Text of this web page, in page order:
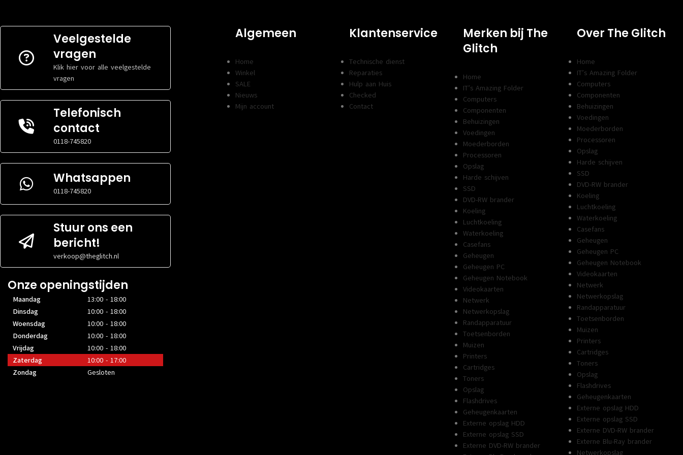
Veelgestelde
vragen
Klik hier voor alle veelgestelde
vragen
Telefonisch
contact
0118-745820
Whatsappen
0118-745820
Stuur ons een
bericht!
verkoop@theglitch.nl
Onze openingstijden
Maandag
13:00 - 18:00
Dinsdag
10:00 - 18:00
Woensdag
10:00 - 18:00
Donderdag
10:00 - 18:00
Vrijdag
10:00 - 18:00
Zaterdag
10:00 - 17:00
Zondag
Gesloten
Algemeen
Home
Winkel
SALE
Nieuws
Mijn account
Klantenservice
Technische dienst
Reparaties
Hulp aan Huis
Checked
Contact
Merken bij The
Glitch
Home
IT’s Amazing Folder
Computers
Componenten
Behuizingen
Voedingen
Moederborden
Processoren
Opslag
Harde schijven
SSD
DVD-RW brander
Koeling
Luchtkoeling
Waterkoeling
Casefans
Geheugen
Geheugen PC
Geheugen Notebook
Videokaarten
Netwerk
Netwerkopslag
Randapparatuur
Toetsenborden
Muizen
Printers
Cartridges
Toners
Opslag
Flashdrives
Geheugenkaarten
Externe opslag HDD
Externe opslag SSD
Externe DVD-RW brander
Over The Glitch
Home
IT’s Amazing Folder
Computers
Componenten
Behuizingen
Voedingen
Moederborden
Processoren
Opslag
Harde schijven
SSD
DVD-RW brander
Koeling
Luchtkoeling
Waterkoeling
Casefans
Geheugen
Geheugen PC
Geheugen Notebook
Videokaarten
Netwerk
Netwerkopslag
Randapparatuur
Toetsenborden
Muizen
Printers
Cartridges
Toners
Opslag
Flashdrives
Geheugenkaarten
Externe opslag HDD
Externe opslag SSD
Externe DVD-RW brander
Externe Blu-Ray brander
Netwerkopslag